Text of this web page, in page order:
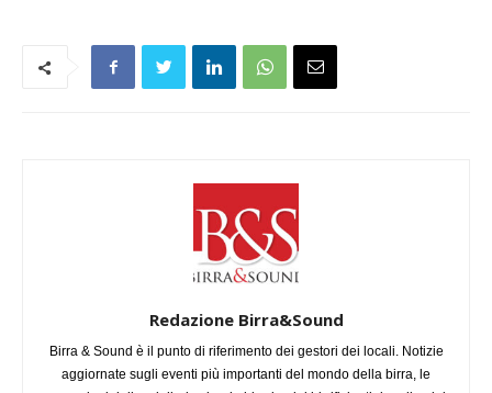
Redazione Birra&Sound
Birra & Sound è il punto di riferimento dei gestori dei locali. Notizie
aggiornate sugli eventi più importanti del mondo della birra, le